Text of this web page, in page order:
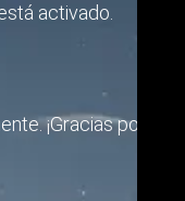
activado.
¡Gracias por su